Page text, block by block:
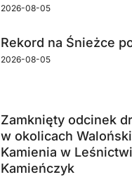
2026-08-05
Rekord na Śnieżce
2026-08-05
Zamknięty odcinek
w okolicach
Kamienia w
Kamieńczyk